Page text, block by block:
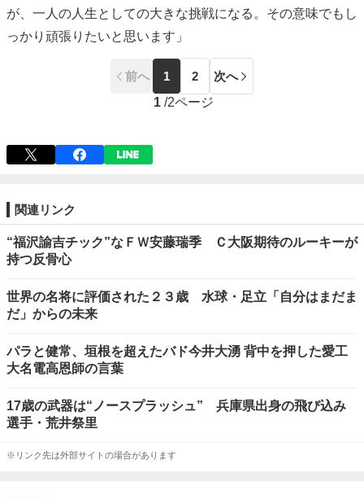
が、一人の人生としての大きな挑戦になる。その意味でもし
っかり頑張りたいと思います」
前へ 1 2
次へ
1 /2ページ
関連リンク
“福沢諭吉チック”なＦＷ安藤瑞季 Ｃ大阪期待のルーキーが
持つ反骨心
世界の名将に評価された２３歳 水球・足立「自分はまだま
だ」からの未来
パラと健常、垣根を超えたバド今井大湧 背中を押した愛工
大名電高恩師の言葉
17歳の武器は“ノースプラッシュ” 兵庫県出身の飛び込み
選手・荒井祭里
※リンク先は外部サイトの場合があります